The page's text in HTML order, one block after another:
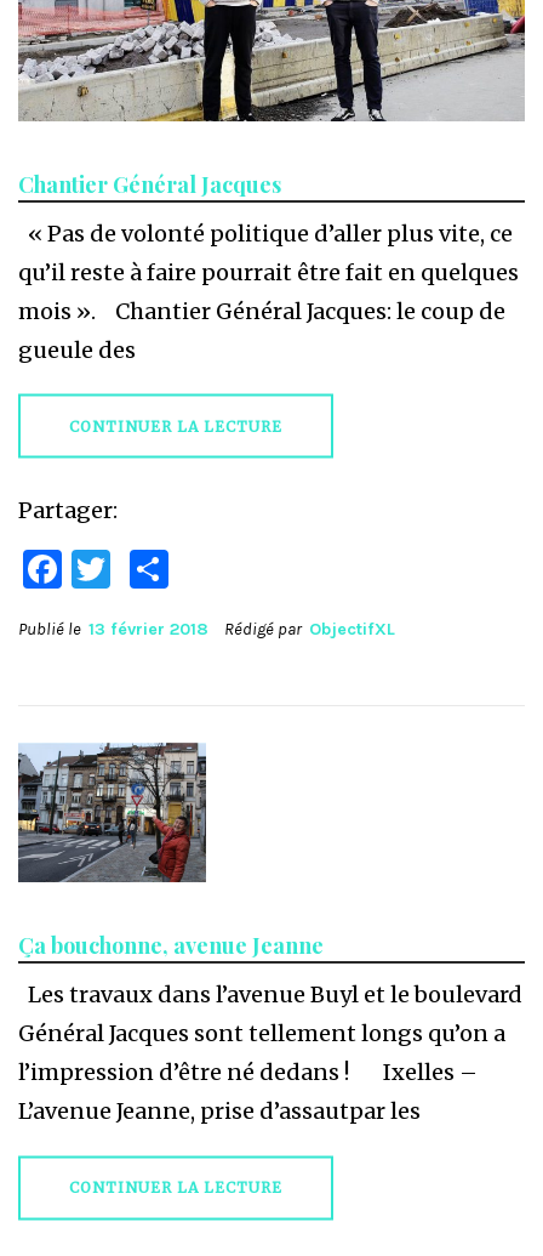
Chantier Général Jacques
« Pas de volonté politique d’aller plus vite, ce
qu’il reste à faire pourrait être fait en quelques
mois ». Chantier Général Jacques: le coup de
gueule des
CONTINUER LA LECTURE
Partager:
Facebook
Twitter
Publié le 13 février 2018 Rédigé par ObjectifXL
Ça bouchonne, avenue Jeanne
Les travaux dans l’avenue Buyl et le boulevard
Général Jacques sont tellement longs qu’on a
l’impression d’être né dedans ! Ixelles –
L’avenue Jeanne, prise d’assautpar les
CONTINUER LA LECTURE